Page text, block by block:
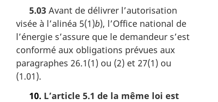
e
:
e
m
r
g
i
5.03 Avant de délivrer l’autorisation
visée à l’alinéa 5(1)b), l’Office national de
l’énergie s’assure que le demandeur s’est
conformé aux obligations prévues aux
paragraphes 26.1(1) ou (2) et 27(1) ou
(1.01).
10. L’article 5.1 de la même loi est